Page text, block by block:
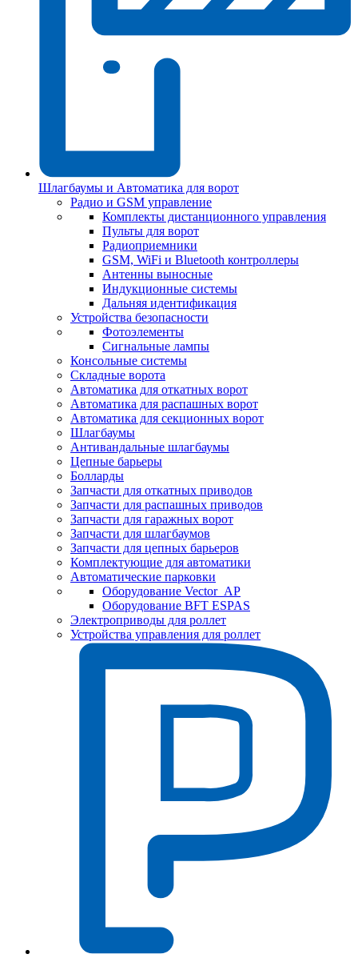
Шлагбаумы и Автоматика для ворот
Радио и GSM управление
Комплекты дистанционного управления
Пульты для ворот
Радиоприемники
GSM, WiFi и Bluetooth контроллеры
Антенны выносные
Индукционные системы
Дальняя идентификация
Устройства безопасности
Фотоэлементы
Сигнальные лампы
Консольные системы
Складные ворота
Автоматика для откатных ворот
Автоматика для распашных ворот
Автоматика для секционных ворот
Шлагбаумы
Антивандальные шлагбаумы
Цепные барьеры
Болларды
Запчасти для откатных приводов
Запчасти для распашных приводов
Запчасти для гаражных ворот
Запчасти для шлагбаумов
Запчасти для цепных барьеров
Комплектующие для автоматики
Автоматические парковки
Оборудование Vector_AP
Оборудование BFT ESPAS
Электроприводы для роллет
Устройства управления для роллет